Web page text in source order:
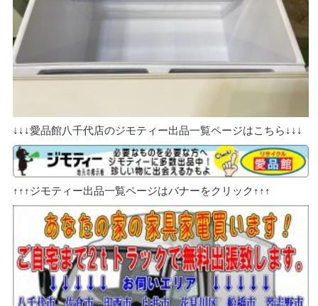
↓↓↓愛品館八千代店のジモティー出品一覧ページはこちら↓↓↓
↑↑↑ジモティー出品一覧ページはバナーをクリック↑↑↑